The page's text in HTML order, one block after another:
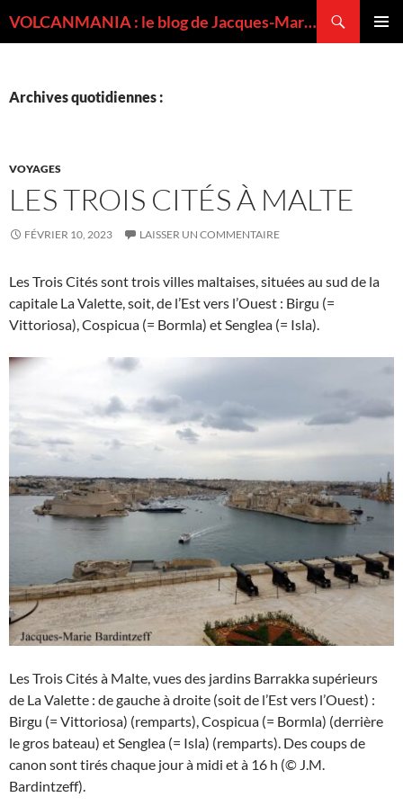
VOLCANMANIA : le blog de Jacques-Marie BARDINTZEFF, volcanologue
Archives quotidiennes :
VOYAGES
LES TROIS CITÉS À MALTE
FÉVRIER 10, 2023 LAISSER UN COMMENTAIRE
Les Trois Cités sont trois villes maltaises, situées au sud de la
capitale La Valette, soit, de l’Est vers l’Ouest : Birgu (=
Vittoriosa), Cospicua (= Bormla) et Senglea (= Isla).
Les Trois Cités à Malte, vues des jardins Barrakka supérieurs
de La Valette : de gauche à droite (soit de l’Est vers l’Ouest) :
Birgu (= Vittoriosa) (remparts), Cospicua (= Bormla) (derrière
le gros bateau) et Senglea (= Isla) (remparts). Des coups de
canon sont tirés chaque jour à midi et à 16 h (© J.M.
Bardintzeff).